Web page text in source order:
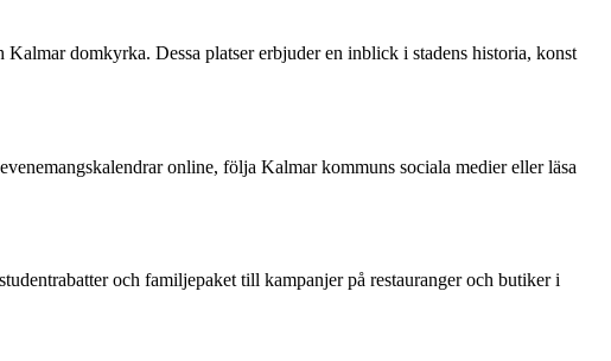
domkyrka. Dessa platser erbjuder en inblick i stadens historia, konst
online, följa Kalmar kommuns sociala medier eller läsa
och familjepaket till kampanjer på restauranger och butiker i